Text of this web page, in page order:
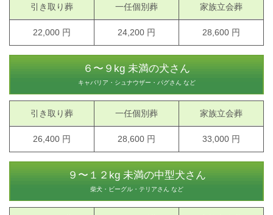
引き取り葬 一任個別葬 家族立会葬
22,000 円 24,200 円 28,600 円
６〜９kg 未満の犬さん
キャバリア・シュナウザー・パグさん など
引き取り葬 一任個別葬 家族立会葬
26,400 円 28,600 円 33,000 円
９〜１２kg 未満の中型犬さん
柴犬・ビーグル・テリアさん など